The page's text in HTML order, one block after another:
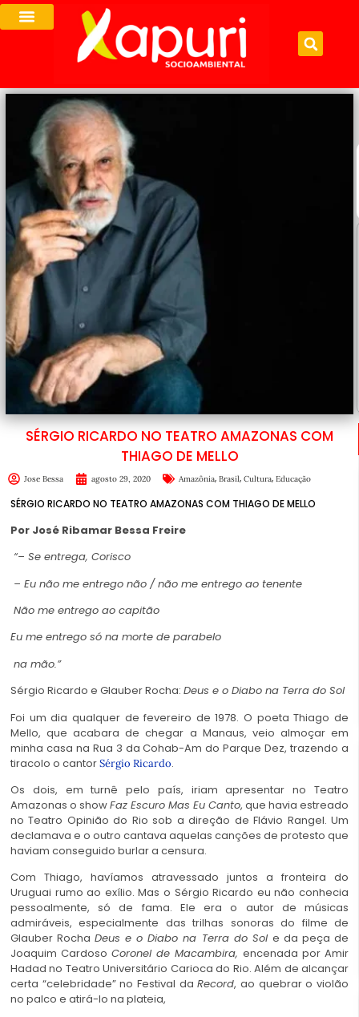
SÉRGIO RICARDO NO TEATRO AMAZONAS COM
THIAGO DE MELLO
Jose Bessa agosto 29, 2020 Amazônia, Brasil, Cultura, Educação
SÉRGIO RICARDO NO TEATRO AMAZONAS COM THIAGO DE MELLO
Por José Ribamar Bessa Freire
“– Se entrega, Corisco
– Eu não me entrego não / não me entrego ao tenente
Não me entrego ao capitão
Eu me entrego só na morte de parabelo
na mão.”
Sérgio Ricardo e Glauber Rocha: Deus e o Diabo na Terra do Sol
Foi um dia qualquer de fevereiro de 1978. O poeta Thiago de
Mello, que acabara de chegar a Manaus, veio almoçar em
minha casa na Rua 3 da Cohab-Am do Parque Dez, trazendo a
tiracolo o cantorSérgio Ricardo.
Os dois, em turnê pelo país, iriam apresentar no Teatro
Amazonas o showFaz Escuro Mas Eu Canto, que havia estreado
no Teatro Opinião do Rio sob a direção de Flávio Rangel. Um
declamava e o outro cantava aquelas canções de protesto que
haviam conseguido burlar a censura.
Com Thiago, havíamos atravessado juntos a fronteira do
Uruguai rumo ao exílio. Mas o Sérgio Ricardo eu não conhecia
pessoalmente, só de fama. Ele era o autor de músicas
admiráveis, especialmente das trilhas sonoras do filme de
Glauber RochaDeus e o Diabo na Terra do Sol e da peça de
Joaquim Cardoso Coronel de Macambira, encenada por Amir
Hadad no Teatro Universitário Carioca do Rio. Além de alcançar
certa “celebridade” no Festival daRecord, ao quebrar o violão
no palco e atirá-lo na plateia,